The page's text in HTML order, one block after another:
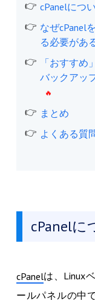
cPanelにつ
なぜcPanel
る必要があ
「おすすめ
バックアッ
まとめ
よくある質
cPanelに
cPanelは、Linux
ールパネルの中